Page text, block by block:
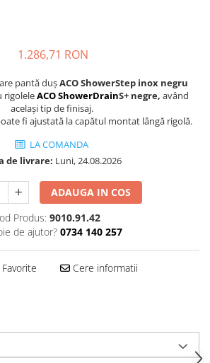
1.286,71 RON
pantă dușACO ShowerStep inox negru
rigoleleACO ShowerDrainS+ negre, având
același tip de finisaj.
fi ajustată la capătul montat lângă rigolă.
LA COMANDA
de livrare: Luni, 24.08.2026
ADAUGA IN COS
Produs: 9010.91.42
de ajutor? 0734 140 257
Cere informatii